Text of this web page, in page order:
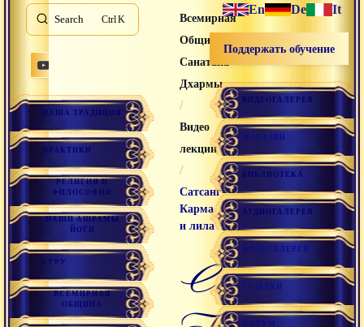
Search K
НАША ТРАДИЦИЯ
ПРАКТИКИ
РЕЛИГИЯ И
ФИЛОСОФИЯ
НАШИ АШРАМЫ
ЙОГИ
ГУРУ
ВСЕМИРНАЯ
ОБЩИНА
Всемирная
Община
Санатана
Дхармы
/
Видео
лекции
/
Сатсанг
Карма
и лила
Сатсанг
En De It
Поддержать обучение
ВИДЕОГАЛЕРЕЯ
МАГАЗИН
БИБЛИОТЕКА
АУДИОГАЛЕРЕЯ
ФОТОГАЛЕРЕЯ
ССЫЛКИ
ФОРУМ